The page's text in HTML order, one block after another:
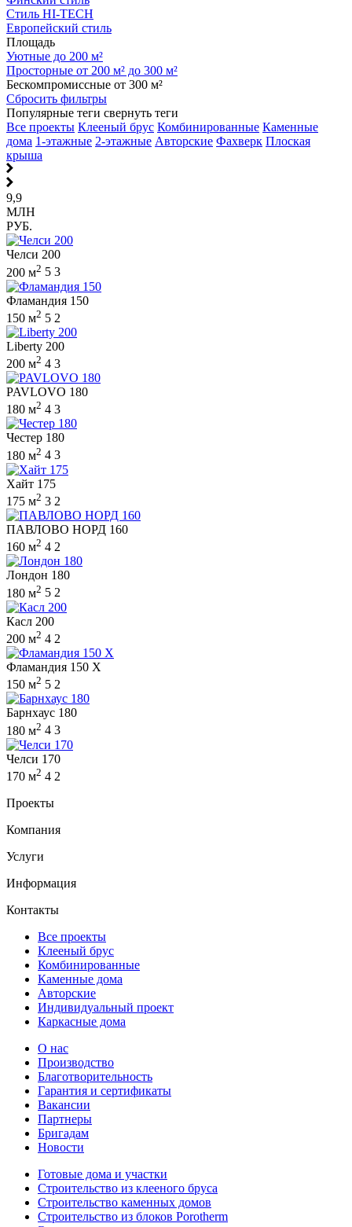
Стиль HI-TECH
Европейский стиль
Площадь
Уютные до 200 м²
Просторные от 200 м² до 300 м²
Бескомпромиссные от 300 м²
Сбросить фильтры
Популярные теги свернуть теги
Все проекты Клееный брус Комбинированные Каменные
дома 1-этажные 2-этажные Авторские Фахверк Плоская
крыша
9,9
МЛН
РУБ.
Челси 200
200 м2 5 3
Фламандия 150
150 м2 5 2
Liberty 200
200 м2 4 3
PAVLOVO 180
180 м2 4 3
Честер 180
180 м2 4 3
Хайт 175
175 м2 3 2
ПАВЛОВО НОРД 160
160 м2 4 2
Лондон 180
180 м2 5 2
Касл 200
200 м2 4 2
Фламандия 150 X
150 м2 5 2
Барнхаус 180
180 м2 4 3
Челси 170
170 м2 4 2
Проекты
Компания
Услуги
Информация
Контакты
Все проекты
Клееный брус
Комбинированные
Каменные дома
Авторские
Индивидуальный проект
Каркасные дома
О нас
Производство
Благотворительность
Гарантия и сертификаты
Вакансии
Партнеры
Бригадам
Новости
Готовые дома и участки
Строительство из клееного бруса
Строительство каменных домов
Строительство из блоков Porotherm